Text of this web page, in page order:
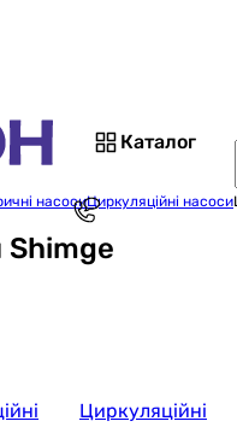
Каталог
насосиЦиркуляційні насоси
Shimge
Циркуляційні